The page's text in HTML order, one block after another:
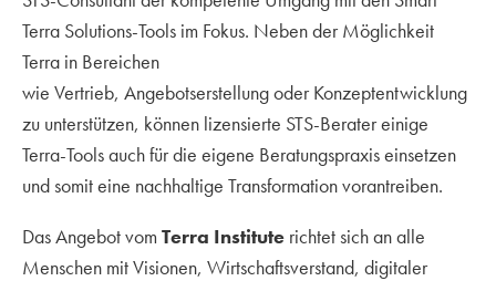
Terra Solutions-Tools im Fokus. Neben der Möglichkeit
Terra in Bereichen
wie Vertrieb, Angebotserstellung oder Konzeptentwicklung
zu unterstützen, können lizensierte STS-Berater einige
Terra-Tools auch für die eigene Beratungspraxis einsetzen
und somit eine nachhaltige Transformation vorantreiben.
Das Angebot vom Terra Institute richtet sich an alle
Menschen mit Visionen, Wirtschaftsverstand, digitaler